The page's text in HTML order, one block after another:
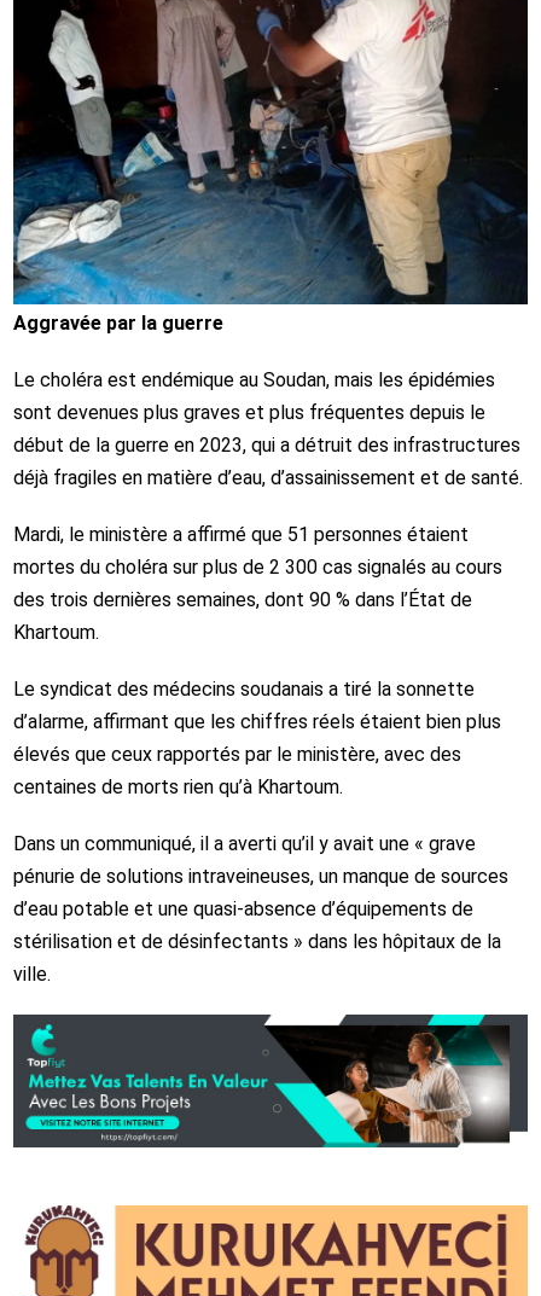
Aggravée par la guerre
Le choléra est endémique au Soudan, mais les épidémies
sont devenues plus graves et plus fréquentes depuis le
début de la guerre en 2023, qui a détruit des infrastructures
déjà fragiles en matière d’eau, d’assainissement et de santé.
Mardi, le ministère a affirmé que 51 personnes étaient
mortes du choléra sur plus de 2 300 cas signalés au cours
des trois dernières semaines, dont 90 % dans l’État de
Khartoum.
Le syndicat des médecins soudanais a tiré la sonnette
d’alarme, affirmant que les chiffres réels étaient bien plus
élevés que ceux rapportés par le ministère, avec des
centaines de morts rien qu’à Khartoum.
Dans un communiqué, il a averti qu’il y avait une « grave
pénurie de solutions intraveineuses, un manque de sources
d’eau potable et une quasi-absence d’équipements de
stérilisation et de désinfectants » dans les hôpitaux de la
ville.